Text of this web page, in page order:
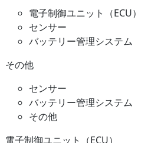
電子制御ユニット（ECU）
センサー
バッテリー管理システム
その他
センサー
バッテリー管理システム
その他
電子制御ユニット（ECU）